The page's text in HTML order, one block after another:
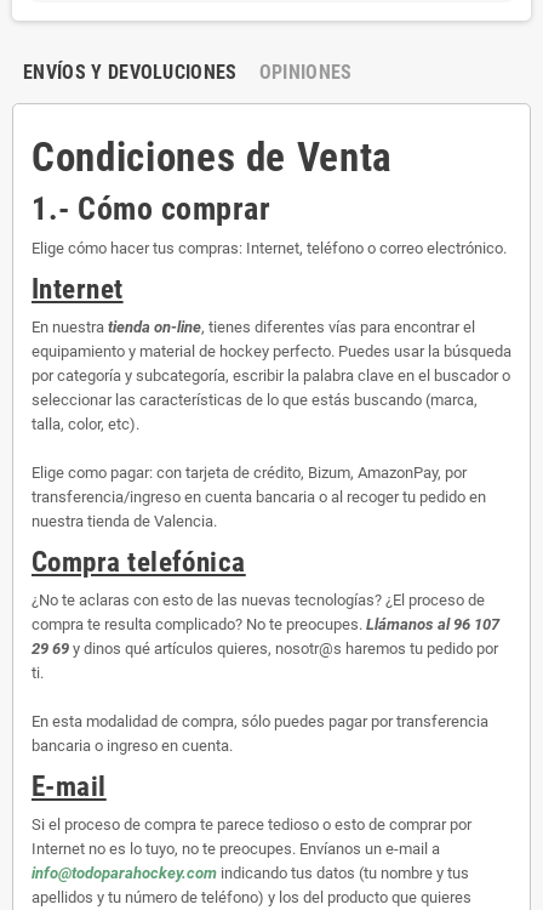
ENVÍOS Y DEVOLUCIONES OPINIONES
Condiciones de Venta
1.- Cómo comprar
Elige cómo hacer tus compras: Internet, teléfono o correo electrónico.
Internet
En nuestra tienda on-line, tienes diferentes vías para encontrar el
equipamiento y material de hockey perfecto. Puedes usar la búsqueda
por categoría y subcategoría, escribir la palabra clave en el buscador o
seleccionar las características de lo que estás buscando (marca,
talla, color, etc).
Elige como pagar: con tarjeta de crédito, Bizum, AmazonPay, por
transferencia/ingreso en cuenta bancaria o al recoger tu pedido en
nuestra tienda de Valencia.
Compra telefónica
¿No te aclaras con esto de las nuevas tecnologías? ¿El proceso de
compra te resulta complicado? No te preocupes. Llámanos al 96 107
29 69 y dinos qué artículos quieres, nosotr@s haremos tu pedido por
ti.
En esta modalidad de compra, sólo puedes pagar por transferencia
bancaria o ingreso en cuenta.
E-mail
Si el proceso de compra te parece tedioso o esto de comprar por
Internet no es lo tuyo, no te preocupes. Envíanos un e-mail a
info@todoparahockey.com indicando tus datos (tu nombre y tus
apellidos y tu número de teléfono) y los del producto que quieres